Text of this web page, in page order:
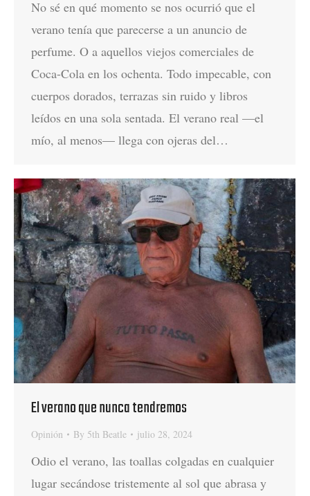
No sé en qué momento se nos ocurrió que el
verano tenía que parecerse a un anuncio de
perfume. O a aquellos viejos comerciales de
Coca-Cola en los ochenta. Todo impecable, con
cuerpos dorados, terrazas sin ruido y libros
leídos en una sola sentada. El verano real —el
mío, al menos— llega con ojeras del…
El verano que nunca tendremos
Opinión By 5th Beatle julio 28, 2024
Odio el verano, las toallas colgadas en cualquier
lugar secándose tristemente al sol que abrasa y